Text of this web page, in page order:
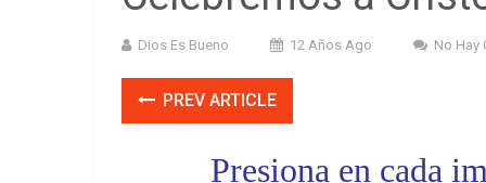
Dios Es Bueno 12 Años Ago No Hay
PREV ARTICLE
Presiona en cada